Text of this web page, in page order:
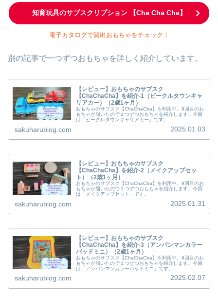
知育玩具のサブスクリプション 【Cha Cha Cha】
電子カタログで貸出おもちゃをチェック！
別の記事で一つずつおもちゃを詳しく紹介しています。
【レビュー】おもちゃのサブスク
【ChaChaCha】を紹介-1（ビークルタウンキャ
リアカー）（2歳1ヶ月）
おもちゃのサブスク【ChaChaCha】を利用中。9回目のお
もちゃが届いたので１つずつおもちゃを紹介します。今回
は「ビークルタウンキャリアカー」です。
sakuharublog.com 2025.01.03
【レビュー】おもちゃのサブスク
【ChaChaCha】を紹介-2（メイクアップセッ
ト）（2歳1ヶ月）
おもちゃのサブスク【ChaChaCha】を利用中。9回目のお
もちゃが届いたので１つずつおもちゃを紹介します。今回
は「メイクアップセット」です。
sakuharublog.com 2025.01.31
【レビュー】おもちゃのサブスク
【ChaChaCha】を紹介-3（アンパンマンカラー
パッドミニ）（2歳1ヶ月）
おもちゃのサブスク【ChaChaCha】を利用中。9回目のお
もちゃが届いたので１つずつおもちゃを紹介します。今回
は「アンパンマンカラーパッドミニ」です。
sakuharublog.com 2025.02.07